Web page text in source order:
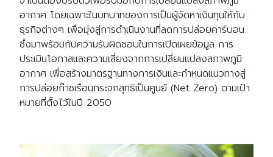
อากาศ โดยเฉพาะในบทบาทของการเป็นผู้จัดหาเงินทุนให้กับ
ธุรกิจต่างๆ เพื่อมุ่งสู่การดำเนินงานที่ลดการปล่อยคาร์บอน
ซึ่งมาพร้อมกับความรับผิดชอบในการเปิดเผยข้อมูล การ
ประเมินโอกาสและความเสี่ยงจากการเปลี่ยนแปลงสภาพภูมิ
อากาศ เพื่อสร้างมาตรฐานทางการเงินและกำหนดแนวทางสู่
การปล่อยก๊าซเรือนกระจกสุทธิเป็นศูนย์ (Net Zero) ตามเป้า
หมายที่ตั้งไว้ในปี 2050